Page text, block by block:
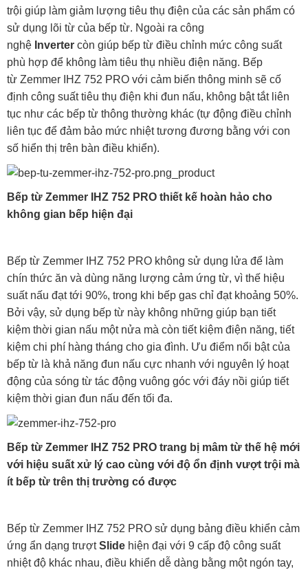
trội giúp làm giảm lượng tiêu thụ điện của các sản phẩm có
sử dụng lõi từ của bếp từ. Ngoài ra công
nghệ Invertercòn giúp bếp từ điều chỉnh mức công suất
phù hợp để không làm tiêu thụ nhiều điện năng. Bếp
từ Zemmer IHZ 752 PRO với cảm biến thông minh sẽ cố
định công suất tiêu thụ điện khi đun nấu, không bật tắt liên
tục như các bếp từ thông thường khác (tự động điều chỉnh
liên tục để đảm bảo mức nhiệt tương đương bằng với con
số hiển thị trên bàn điều khiển).
Bếp từ Zemmer IHZ 752 PRO thiết kế hoàn hảo cho
không gian bếp hiện đại
Bếp từ Zemmer IHZ 752 PRO không sử dụng lửa để làm
chín thức ăn và dùng năng lượng cảm ứng từ, vì thế hiệu
suất nấu đạt tới 90%, trong khi bếp gas chỉ đạt khoảng 50%.
Bởi vậy, sử dụng bếp từ này không những giúp bạn tiết
kiệm thời gian nấu một nửa mà còn tiết kiệm điện năng, tiết
kiệm chi phí hàng tháng cho gia đình. Ưu điểm nổi bật của
bếp từ là khả năng đun nấu cực nhanh với nguyên lý hoạt
động của sóng từ tác động vuông góc với đáy nồi giúp tiết
kiệm thời gian đun nấu đến tối đa.
Bếp từ Zemmer IHZ 752 PRO trang bị mâm từ thế hệ mới
với hiệu suất xử lý cao cùng với độ ổn định vượt trội mà
ít bếp từ trên thị trường có được
Bếp từ Zemmer IHZ 752 PRO sử dụng bảng điều khiển cảm
ứng ẩn dạng trượtSlidehiện đại với 9 cấp độ công suất
nhiệt độ khác nhau, điều khiển dễ dàng bằng một ngón tay,